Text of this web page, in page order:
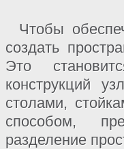
Чтобы
создать
Это
конструкций
столами,
способом,
разделение